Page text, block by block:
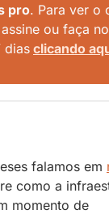
pro. Para ver o
ou faça
dias clicando
falamos em
como a
momento de